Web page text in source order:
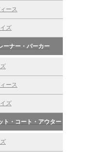
ース
ズ
ーナー・パーカー
ース
ズ
ト・コート・アウター